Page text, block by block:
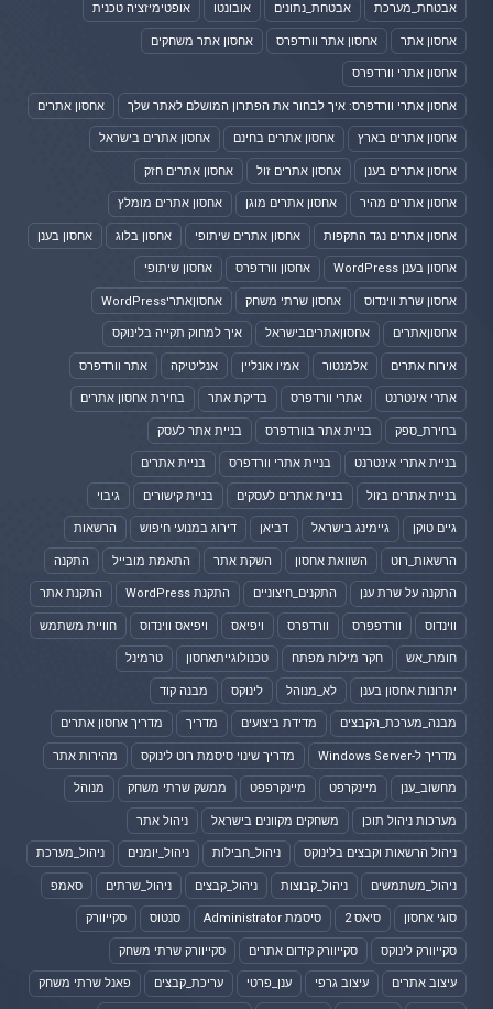
אבטחת_מערכת אבטחת_נתונים אובונטו אופטימיזציה טכנית
אחסון אתר אחסון אתר וורדפרס אחסון אתר משחקים
אחסון אתרי וורדפרס
אחסון אתרי וורדפרס: איך לבחור את הפתרון המושלם לאתר שלך אחסון אתרים
אחסון אתרים בארץ אחסון אתרים בחינם אחסון אתרים בישראל
אחסון אתרים בענן אחסון אתרים זול אחסון אתרים חזק
אחסון אתרים מהיר אחסון אתרים מוגן אחסון אתרים מומלץ
אחסון אתרים נגד התקפות אחסון אתרים שיתופי אחסון בלוג אחסון בענן
אחסון בענן WordPress אחסון וורדפרס אחסון שיתופי
אחסון שרת ווינדוס אחסון שרתי משחק אחסוןאתריWordPress
אחסוןאתרים אחסוןאתריםבישראל איך למחוק תקייה בלינוקס
אירוח אתרים אלמנטור אמיו אונליין אנליטיקה אתר וורדפרס
אתרי אינטרנט אתרי וורדפרס בדיקת אתר בחירת אחסון אתרים
בחירת_ספק בניית אתר בוורדפרס בניית אתר לעסק
בניית אתרי אינטרנט בניית אתרי וורדפרס בניית אתרים
בניית אתרים בזול בניית אתרים לעסקים בניית קישורים גיבוי
גיים טוקן גיימינג בישראל דביאן דירוג במנועי חיפוש הרשאות
הרשאות_רוט השוואת אחסון השקת אתר התאמת מובייל התקנה
התקנה על שרת ענן התקנים_חיצוניים התקנת WordPress התקנת אתר
ווינדוס וורדפפרס וורדפרס ויפיאס ויפיאס ווינדוס חוויית משתמש
חומת_אש חקר מילות מפתח טכנולוגייתאחסון טרמינל
יתרונות אחסון בענן לא_מנוהל לינוקס מבנה קוד
מבנה_מערכת_הקבצים מדידת ביצועים מדריך מדריך אחסון אתרים
מדריך ל-Windows Server מדריך שינוי סיסמת רוט לינוקס מהירות אתר
מחשוב_ענן מיינקרפט מיינקרפפט ממשק שרתי משחק מנוהל
מערכות ניהול תוכן משחקים מקוונים בישראל ניהול אתר
ניהול הרשאות וקבצים בלינוקס ניהול_חבילות ניהול_יומנים ניהול_מערכת
ניהול_משתמשים ניהול_קבוצות ניהול_קבצים ניהול_שרתים סאמפ
סוגי אחסון סיאס 2 סיסמת Administrator סנטוס סקייוורק
סקייוורק לינוקס סקייוורק קידום אתרים סקייוורק שרתי משחק
עיצוב אתרים עיצוב גרפי ענן_פרטי עריכת_קבצים פאנל שרתי משחק